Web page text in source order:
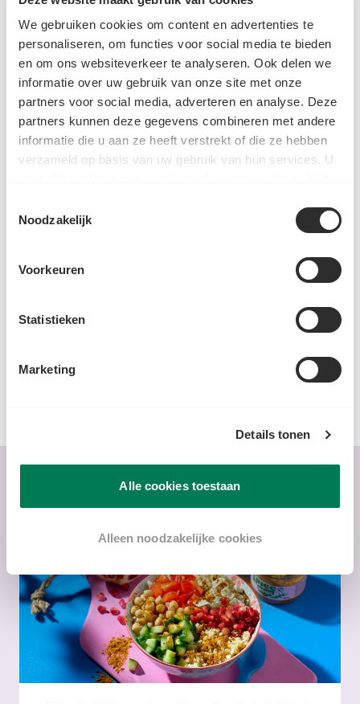
We gebruiken cookies om content en advertenties te
personaliseren, om functies voor social media te bieden
en om ons websiteverkeer te analyseren. Ook delen we
informatie over uw gebruik van onze site met onze
partners voor social media, adverteren en analyse. Deze
partners kunnen deze gegevens combineren met andere
informatie die u aan ze heeft verstrekt of die ze hebben
verzameld op basis van uw gebruik van hun services. U
Noodzakelijk
Voorkeuren
Statistieken
Marketing
Details tonen
Alle cookies toestaan
Alleen noodzakelijke cookies
75 g kimchi
50 g wortel
½ roerbakolie
1 ei
1 el Spice Up – Korean Bimibap Bowl
Spice Up - Bol Bibimbap
VOUS AIMEREZ AUSSI
Voir toutes les recettes